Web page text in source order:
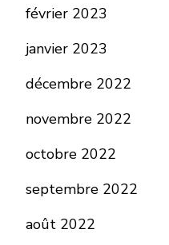
février 2023
janvier 2023
décembre 2022
novembre 2022
octobre 2022
septembre 2022
août 2022